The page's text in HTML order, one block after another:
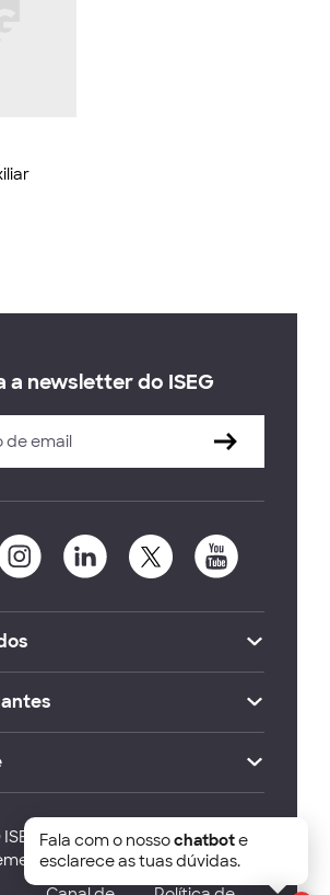
a newsletter do ISEG
Lisbon School of Economics
2026
Fala com o nossochatbote
esclarece as tuas dúvidas.